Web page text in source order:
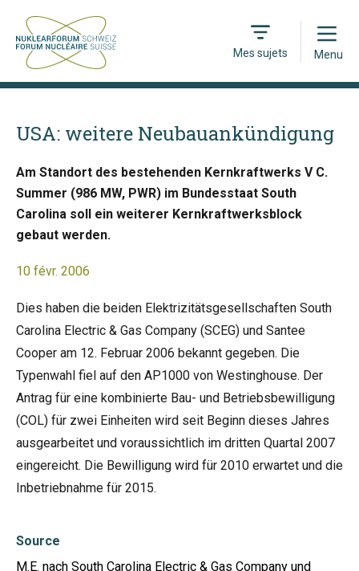
Mes sujets
Open
Menu
USA: weitere Neubauankündigung
Am Standort des bestehenden Kernkraftwerks V C.
Summer (986 MW, PWR) im Bundesstaat South
Carolina soll ein weiterer Kernkraftwerksblock
gebaut werden.
10 févr. 2006
Dies haben die beiden Elektrizitätsgesellschaften South
Carolina Electric & Gas Company (SCEG) und Santee
Cooper am 12. Februar 2006 bekannt gegeben. Die
Typenwahl fiel auf den AP1000 von Westinghouse. Der
Antrag für eine kombinierte Bau- und Betriebsbewilligung
(COL) für zwei Einheiten wird seit Beginn dieses Jahres
ausgearbeitet und voraussichtlich im dritten Quartal 2007
eingereicht. Die Bewilligung wird für 2010 erwartet und die
Inbetriebnahme für 2015.
Source
M.E. nach South Carolina Electric & Gas Company und